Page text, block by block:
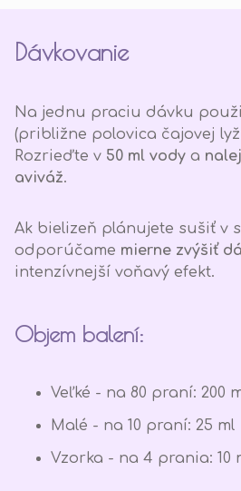
Dávkovanie
Na jednu praciu dávku
(približne polovica čajovej
Rozrieďte v 50 ml vody a
aviváž.
Ak bielizeň plánujete sušiť v
odporúčame mierne zvýšiť
intenzívnejší voňavý efekt.
Objem balení:
Veľké - na 80 praní: 200
Malé - na 10 praní: 25 ml
Vzorka - na 4 prania: 10